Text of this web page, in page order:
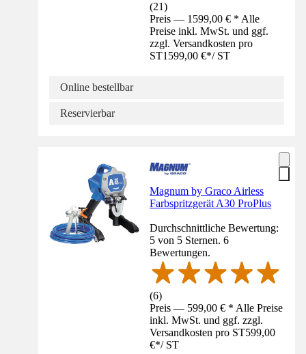
(21)
Preis — 1599,00 € * Alle
Preise inkl. MwSt. und ggf.
zzgl. Versandkosten pro
ST1599,00 €*/ ST
Online bestellbar
Reservierbar
Magnum by Graco Airless
Farbspritzgerät A30 ProPlus
Durchschnittliche Bewertung:
5 von 5 Sternen. 6
Bewertungen.
(6)
Preis — 599,00 € * Alle Preise
inkl. MwSt. und ggf. zzgl.
Versandkosten pro ST599,00
€*/ ST